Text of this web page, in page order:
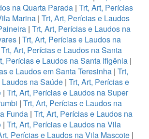
na Quarta Parada | Trt, Art, Perícias
Marina| Trt, Art, Perícias e Laudos
| Trt, Art, Perícias e Laudos na
| Trt, Art, Perícias e Laudos na
Trt, Art, Perícias e Laudos na Santa
Perícias e Laudos na Santa Ifigênia |
e Laudos em Santa Teresinha | Trt,
na Saúde | Trt, Art, Perícias e
| Trt, Art, Perícias e Laudos na Super
| Trt, Art, Perícias e Laudos na
Funda | Trt, Art, Perícias e Laudos na
| Trt, Art, Perícias e Laudos na Vila
Perícias e Laudos na Vila Mascote |